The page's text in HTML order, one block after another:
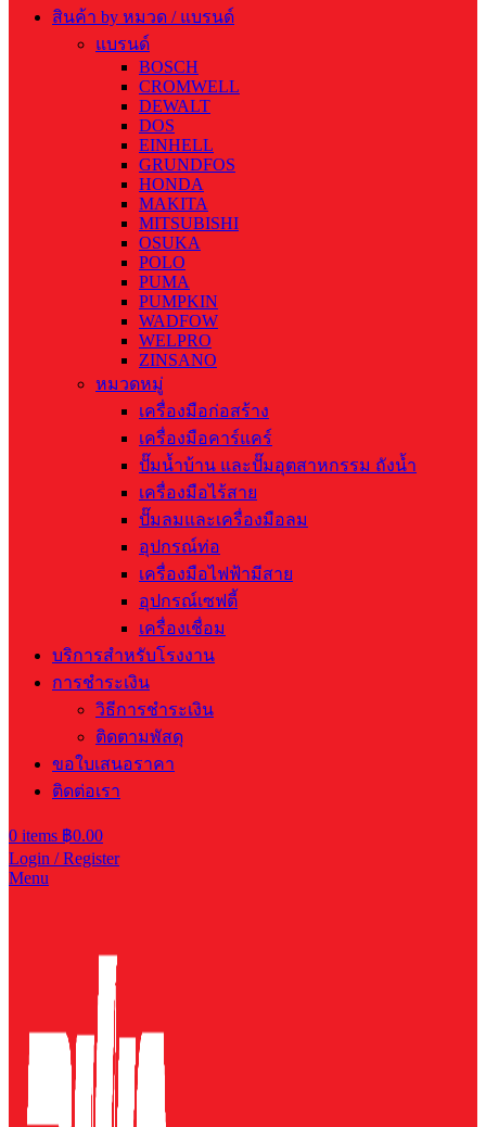
สินค้า by หมวด / แบรนด์
แบรนด์
BOSCH
CROMWELL
DEWALT
DOS
EINHELL
GRUNDFOS
HONDA
MAKITA
MITSUBISHI
OSUKA
POLO
PUMA
PUMPKIN
WADFOW
WELPRO
ZINSANO
หมวดหมู่
เครื่องมือก่อสร้าง
เครื่องมือคาร์แคร์
ปั๊มน้ำบ้าน และปั๊มอุตสาหกรรม ถังน้ำ
เครื่องมือไร้สาย
ปั๊มลมและเครื่องมือลม
อุปกรณ์ท่อ
เครื่องมือไฟฟ้ามีสาย
อุปกรณ์เซฟตี้
เครื่องเชื่อม
บริการสำหรับโรงงาน
การชำระเงิน
วิธีการชำระเงิน
ติดตามพัสดุ
ขอใบเสนอราคา
ติดต่อเรา
0 items ฿0.00
Login / Register
Menu